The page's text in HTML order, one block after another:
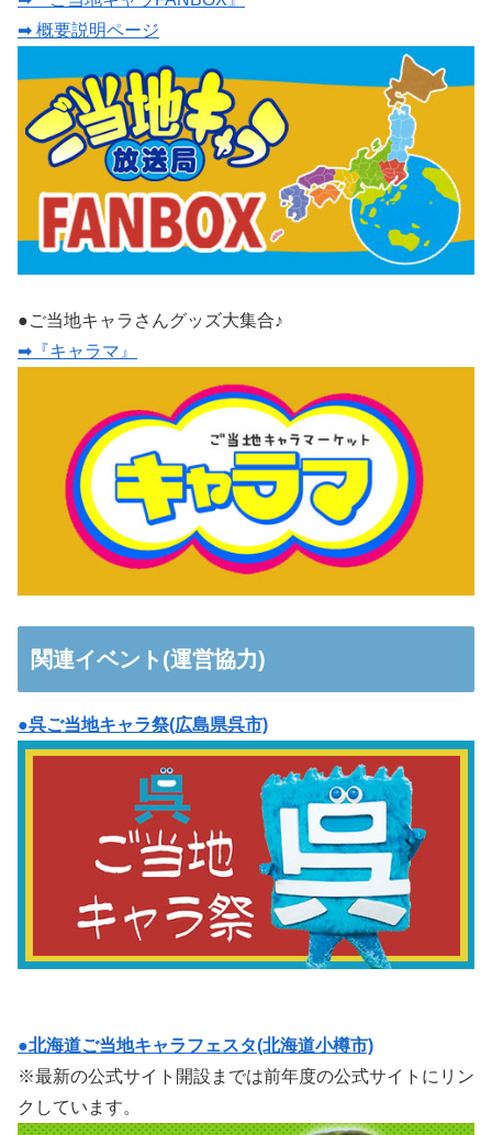
➡ 概要説明ページ
●ご当地キャラさんグッズ大集合♪
➡『キャラマ』
関連イベント(運営協力)
●呉ご当地キャラ祭(広島県呉市)
●北海道ご当地キャラフェスタ(北海道小樽市)
※最新の公式サイト開設までは前年度の公式サイトにリン
クしています。